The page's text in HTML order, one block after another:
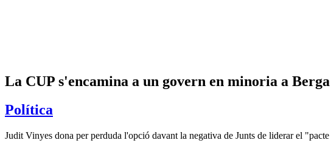
La CUP s'encamina a un govern en minoria a
Política
Judit Vinyes dona per perduda l'opció davant la negativa de Junts de liderar el